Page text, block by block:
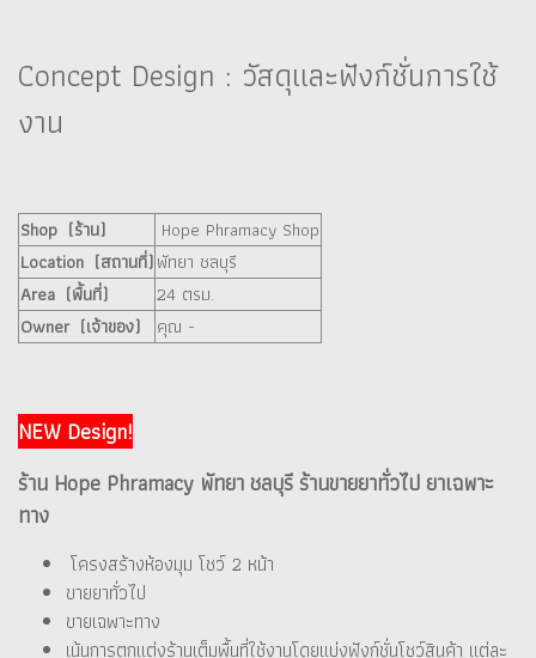
Concept Design : วัสดุและฟังก์ชั่นการใช้
งาน
Shop (ร้าน)
Hope Phramacy Shop
Location (สถานที่)พัทยา ชลบุรี
Area (พื้นที่)
24 ตรม.
Owner (เจ้าของ)
คุณ -
NEW Design!
ร้าน Hope Phramacy พัทยา ชลบุรี ร้านขายยาทั่วไป ยาเฉพาะ
ทาง
โครงสร้างห้องมุม โชว์ 2 หน้า
ขายยาทั่วไป
ขายเฉพาะทาง
เน้นการตกแต่งร้านเต็มพื้นที่ใช้งานโดยแบ่งฟังก์ชั่นโชว์สินค้า แต่ละ